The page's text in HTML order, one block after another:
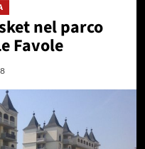
nel parco
Favole